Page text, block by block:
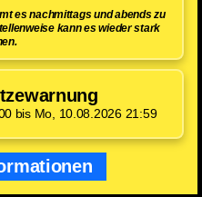
es nachmittags und abends zu
kann es wieder stark
bis Mo, 10.08.2026 21:59